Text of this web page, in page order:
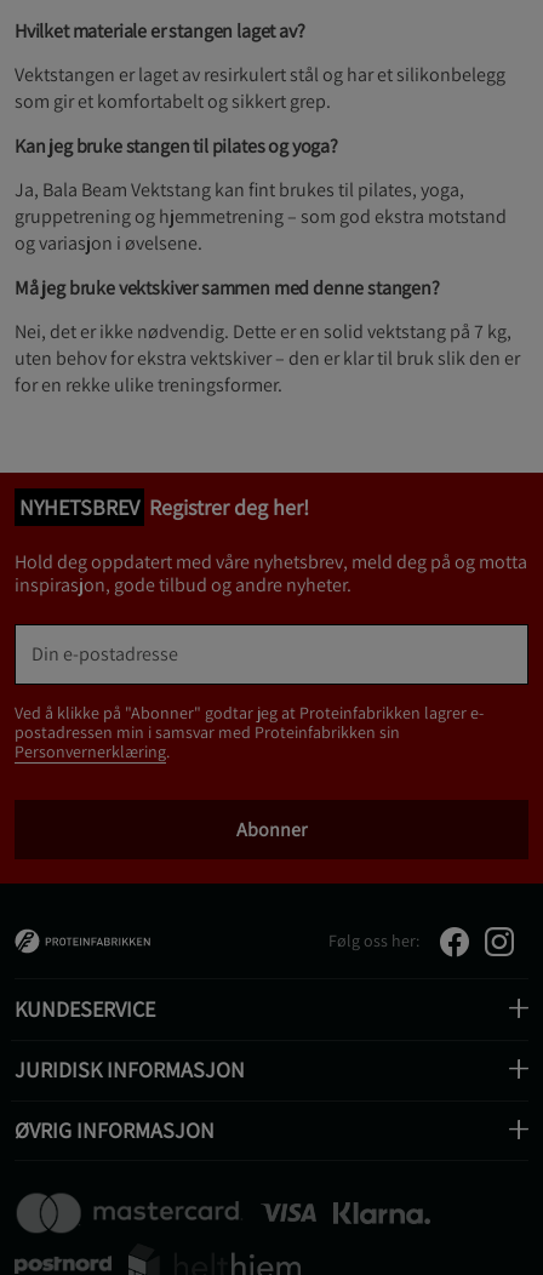
Hvilket materiale er stangen laget av?
Vektstangen er laget av resirkulert stål og har et silikonbelegg
som gir et komfortabelt og sikkert grep.
Kan jeg bruke stangen til pilates og yoga?
Ja, Bala Beam Vektstang kan fint brukes til pilates, yoga,
gruppetrening og hjemmetrening – som god ekstra motstand
og variasjon i øvelsene.
Må jeg bruke vektskiver sammen med denne stangen?
Nei, det er ikke nødvendig. Dette er en solid vektstang på 7 kg,
uten behov for ekstra vektskiver – den er klar til bruk slik den er
for en rekke ulike treningsformer.
NYHETSBREV Registrer deg her!
Hold deg oppdatert med våre nyhetsbrev, meld deg på og motta
inspirasjon, gode tilbud og andre nyheter.
Ved å klikke på "Abonner" godtar jeg at Proteinfabrikken lagrer e-
postadressen min i samsvar med Proteinfabrikken sin
Personvernerklæring.
Abonner
Følg oss her:
KUNDESERVICE
JURIDISK INFORMASJON
ØVRIG INFORMASJON